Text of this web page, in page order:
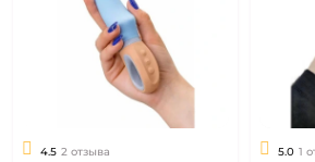
4.5 2 отзыва 5.0 1